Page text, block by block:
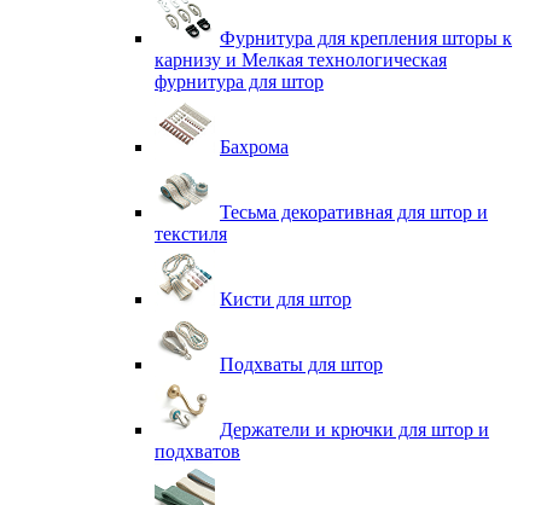
Фурнитура для крепления шторы к
карнизу и Мелкая технологическая
фурнитура для штор
Бахрома
Тесьма декоративная для штор и
текстиля
Кисти для штор
Подхваты для штор
Держатели и крючки для штор и
подхватов